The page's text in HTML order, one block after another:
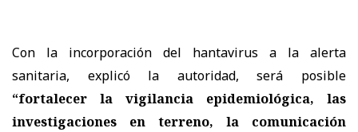
Con la incorporación del hantavirus a la alerta
sanitaria, explicó la autoridad, será posible
“fortalecer la vigilancia epidemiológica, las
investigaciones en terreno, la comunicación